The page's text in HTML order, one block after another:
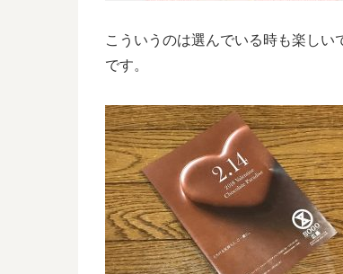
こういうのは選んでいる時も楽し
です。